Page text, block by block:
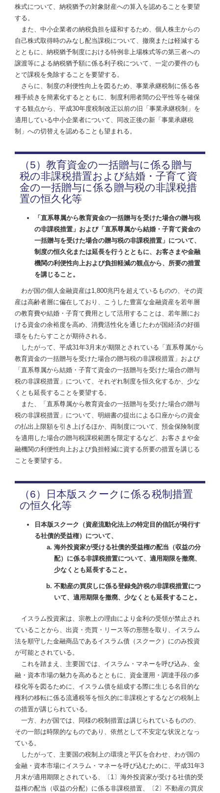
株式について、納税猶予の対象財産への算入を認めることを要望
する。
また、中小企業者の納税負担を緩和するため、個人株主からの
自己株式取得時のみなし配当課税について、撤廃または軽減する
とともに、納税猶予制度における特例非上場株式等の第三者への
譲渡等による納税猶予額に係る利子税について、一定の要件のも
とで課税を免除することを要望する。
さらに、制度の利便性向上を図るため、事業承継税制に係る各
種手続きを簡素化するとともに、制度利用者間の公平性等を確保
する観点から、平成30年度税制改正以前の旧「事業承継税制」を
適用している中小企業者について、同改正後の新「事業承継税
制」への切替えを認めることも望まれる。
（5）教育資金の一括贈与に係る贈与
税の非課税措置および結婚・子育て資
金の一括贈与に係る贈与税の非課税措
置の恒久化等
「直系尊属から教育資金の一括贈与を受けた場合の贈与税
の非課税措置」および「直系尊属から結婚・子育て資金の
一括贈与を受けた場合の贈与税の非課税措置」について、
制度の恒久化または延長を行うとともに、お客さまや金融
機関の利便性向上および負担軽減の観点から、所要の措置
を講じること。
わが国の個人金融資産は1,800兆円を超えているものの、その資
産は高齢者層に偏在しており、こうした豊富な金融資産を若年層
の教育費や結婚・子育て費用として活用することは、若年層にお
ける資金の余裕度を高め、消費活性化を通じたわが国経済の好循
環をもたらすことが期待される。
したがって、平成31年3月末が期限とされている「直系尊属から
教育資金の一括贈与を受けた場合の贈与税の非課税措置」および
「直系尊属から結婚・子育て資金の一括贈与を受けた場合の贈与
税の非課税措置」について、それぞれ制度を恒久化するか、少な
くとも延長することを要望する。
また、「直系尊属から教育資金の一括贈与を受けた場合の贈与
税の非課税措置」について、明細書の提出による口座からの資金
の払出上限額を引き上げるほか、両制度について、預金保険制度
を適用した場合の贈与税課税範囲を限定するなど、お客さまや金
融機関の利便性向上および負担軽減に資する所要の措置を講じる
ことを要望する。
（6）日本版スクークに係る税制措置
の恒久化等
日本版スクーク（資産流動化法上の特定目的信託が発行す
る社債的受益権）について、
海外投資家が受ける社債的受益権の配当（収益の分
配）に係る非課税措置について、適用期限を撤廃、
少なくとも延長すること。
不動産の買戻しに係る登録免許税の非課税措置につ
いて、適用期限を撤廃、少なくとも延長すること。
イスラム投資家は、宗教上の理由により金利の受領が禁止され
ていることから、出資・売買・リース等の形態を取り、イスラム
法を順守した金融商品であるイスラム債（スクーク）にのみ投資
が可能とされている。
これを踏まえ、主要国では、イスラム・マネーを呼び込み、金
融・資本市場の魅力を高めるとともに、資金運用・調達手段の多
様化等を図るために、イスラム債を組成する際に生じる名目的な
権利の移転に係る流通税等を恒久的に非課税とするなどの税制上
の措置が講じられている。
一方、わが国では、同様の税制措置は講じられているものの、
その一部は時限的なものであり、依然として不安定な状況となっ
ている。
したがって、主要国の税制上の環境と平仄を合わせ、わが国の
金融・資本市場にイスラム・マネーを呼び込むために、平成31年3
月末が適用期限とされている、〔1〕海外投資家が受ける社債的受
益権の配当（収益の分配）に係る非課税措置、〔2〕不動産の買戻